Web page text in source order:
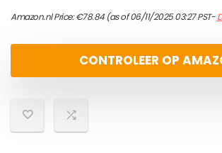
Amazon.nl Price:€78.84(as of 06/11/2025 03:27 PST-
CONTROLEER OP